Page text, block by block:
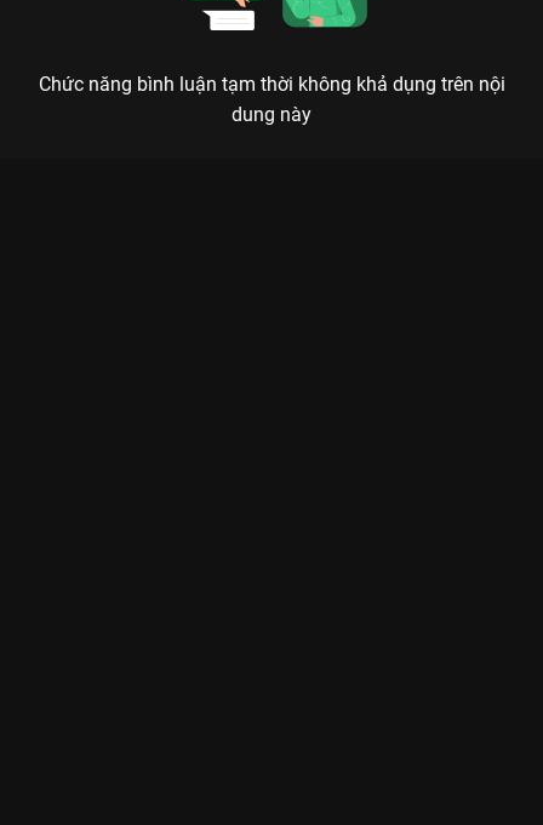
Chức năng bình luận tạm thời không khả dụng trên nội
dung này